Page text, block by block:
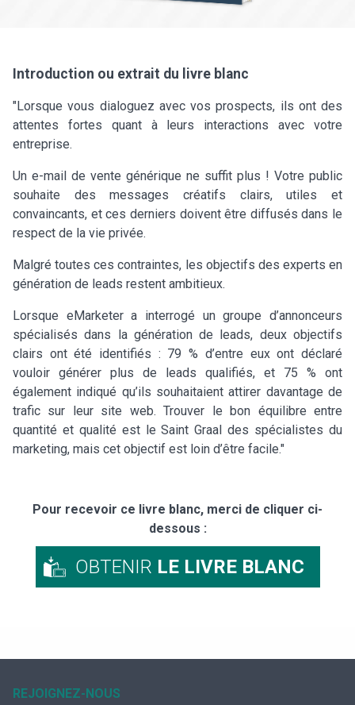
Introduction ou extrait du livre blanc
"Lorsque vous dialoguez avec vos prospects, ils ont des
attentes fortes quant à leurs interactions avec votre
entreprise.
Un e-mail de vente générique ne suffit plus ! Votre public
souhaite des messages créatifs clairs, utiles et
convaincants, et ces derniers doivent être diffusés dans le
respect de la vie privée.
Malgré toutes ces contraintes, les objectifs des experts en
génération de leads restent ambitieux.
Lorsque eMarketer a interrogé un groupe d’annonceurs
spécialisés dans la génération de leads, deux objectifs
clairs ont été identifiés : 79 % d’entre eux ont déclaré
vouloir générer plus de leads qualifiés, et 75 % ont
également indiqué qu’ils souhaitaient attirer davantage de
trafic sur leur site web. Trouver le bon équilibre entre
quantité et qualité est le Saint Graal des spécialistes du
marketing, mais cet objectif est loin d’être facile."
Pour recevoir ce livre blanc, merci de cliquer ci-
dessous :
OBTENIR LE LIVRE BLANC
REJOIGNEZ-NOUS